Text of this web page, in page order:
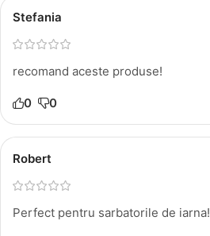
Stefania
recomand aceste produse!
0 0
Robert
Perfect pentru sarbatorile de iarna!